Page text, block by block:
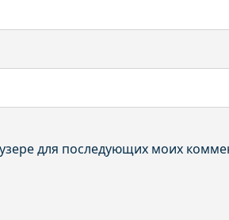
для последующих моих